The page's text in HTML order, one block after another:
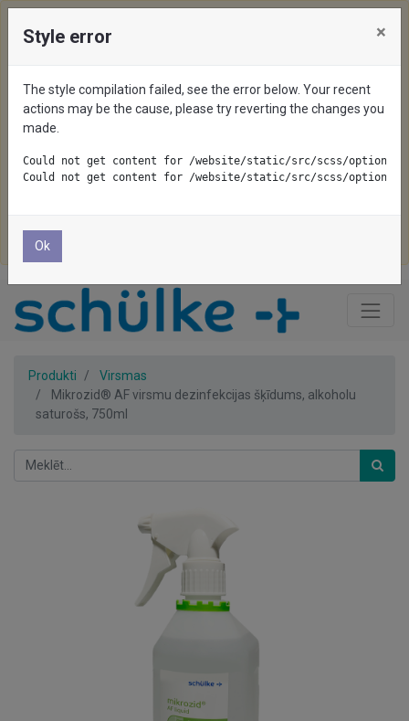
are accepting cookies.
Pieņemt nepieciešamo
Produkti
Virsmas
Mikrozid® AF virsmu dezinfekcijas šķīdums, alkoholu
saturošs, 750ml
Style error ×
The style compilation failed, see the error below. Your recent
actions may be the cause, please try reverting the changes you
made.
Could not get content for /website/static/src/scss/options/
Could not get content for /website/static/src/scss/options/
Ok